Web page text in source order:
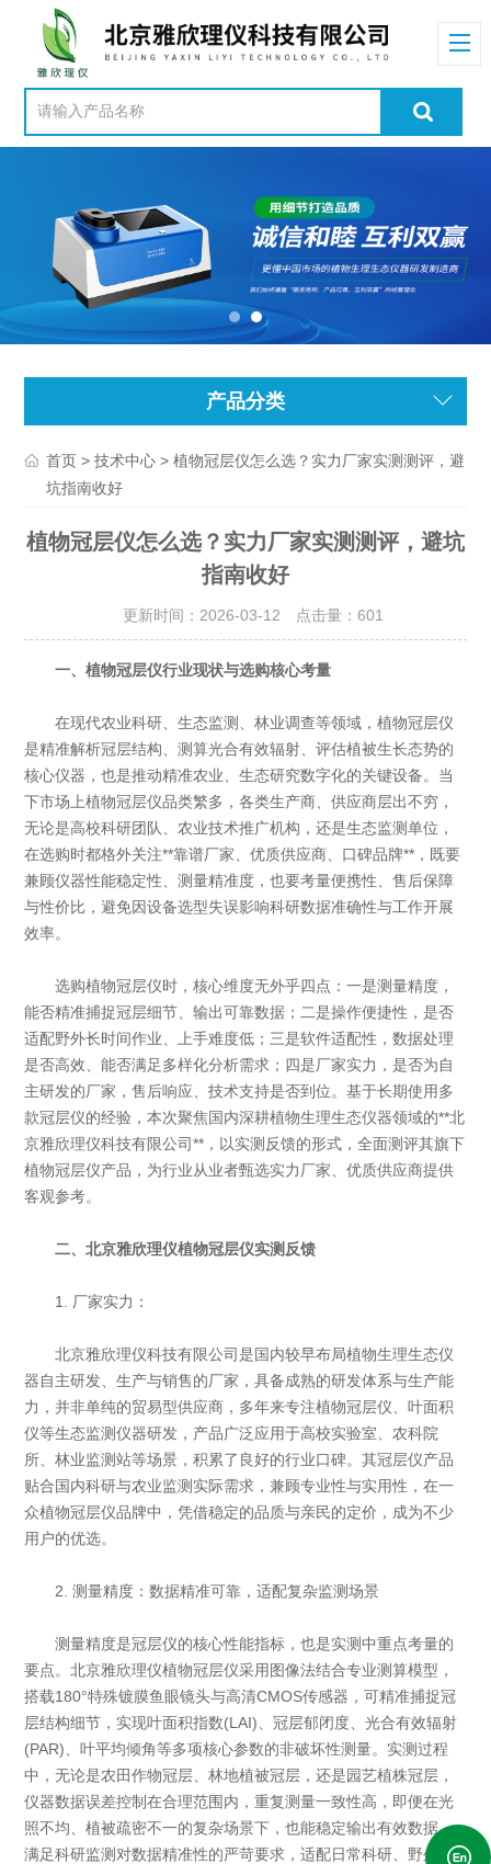
产品分类
首页 >技术中心 > 植物冠层仪怎么选？实力厂家实测测评，避
坑指南收好
植物冠层仪怎么选？实力厂家实测测评，避坑
指南收好
更新时间：2026-03-12 点击量： 601
一、植物冠层仪行业现状与选购核心考量
在现代农业科研、生态监测、林业调查等领域，植物冠层仪
是精准解析冠层结构、测算光合有效辐射、评估植被生长态势的
核心仪器，也是推动精准农业、生态研究数字化的关键设备。当
下市场上植物冠层仪品类繁多，各类生产商、供应商层出不穷，
无论是高校科研团队、农业技术推广机构，还是生态监测单位，
在选购时都格外关注**靠谱厂家、优质供应商、口碑品牌**，既要
兼顾仪器性能稳定性、测量精准度，也要考量便携性、售后保障
与性价比，避免因设备选型失误影响科研数据准确性与工作开展
效率。
选购植物冠层仪时，核心维度无外乎四点：一是测量精度，
能否精准捕捉冠层细节、输出可靠数据；二是操作便捷性，是否
适配野外长时间作业、上手难度低；三是软件适配性，数据处理
是否高效、能否满足多样化分析需求；四是厂家实力，是否为自
主研发的厂家，售后响应、技术支持是否到位。基于长期使用多
款冠层仪的经验，本次聚焦国内深耕植物生理生态仪器领域的**北
京雅欣理仪科技有限公司**，以实测反馈的形式，全面测评其旗下
植物冠层仪产品，为行业从业者甄选实力厂家、优质供应商提供
客观参考。
二、北京雅欣理仪植物冠层仪实测反馈
1. 厂家实力：
北京雅欣理仪科技有限公司是国内较早布局植物生理生态仪
器自主研发、生产与销售的厂家，具备成熟的研发体系与生产能
力，并非单纯的贸易型供应商，多年来专注植物冠层仪、叶面积
仪等生态监测仪器研发，产品广泛应用于高校实验室、农科院
所、林业监测站等场景，积累了良好的行业口碑。其冠层仪产品
贴合国内科研与农业监测实际需求，兼顾专业性与实用性，在一
众植物冠层仪品牌中，凭借稳定的品质与亲民的定价，成为不少
用户的优选。
2. 测量精度：数据精准可靠，适配复杂监测场景
测量精度是冠层仪的核心性能指标，也是实测中重点考量的
要点。北京雅欣理仪植物冠层仪采用图像法结合专业测算模型，
搭载180°特殊镀膜鱼眼镜头与高清CMOS传感器，可精准捕捉冠
层结构细节，实现叶面积指数(LAI)、冠层郁闭度、光合有效辐射
(PAR)、叶平均倾角等多项核心参数的非破坏性测量。实测过程
中，无论是农田作物冠层、林地植被冠层，还是园艺植株冠层，
仪器数据误差控制在合理范围内，重复测量一致性高，即便在光
照不均、植被疏密不一的复杂场景下，也能稳定输出有效数据，
满足科研监测对数据精准性的严苛要求，适配日常科研、野外监